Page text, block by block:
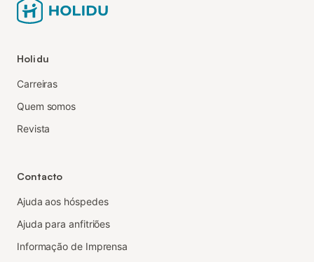
Holidu
Carreiras
Quem somos
Revista
Contacto
Ajuda aos hóspedes
Ajuda para anfitriões
Informação de Imprensa